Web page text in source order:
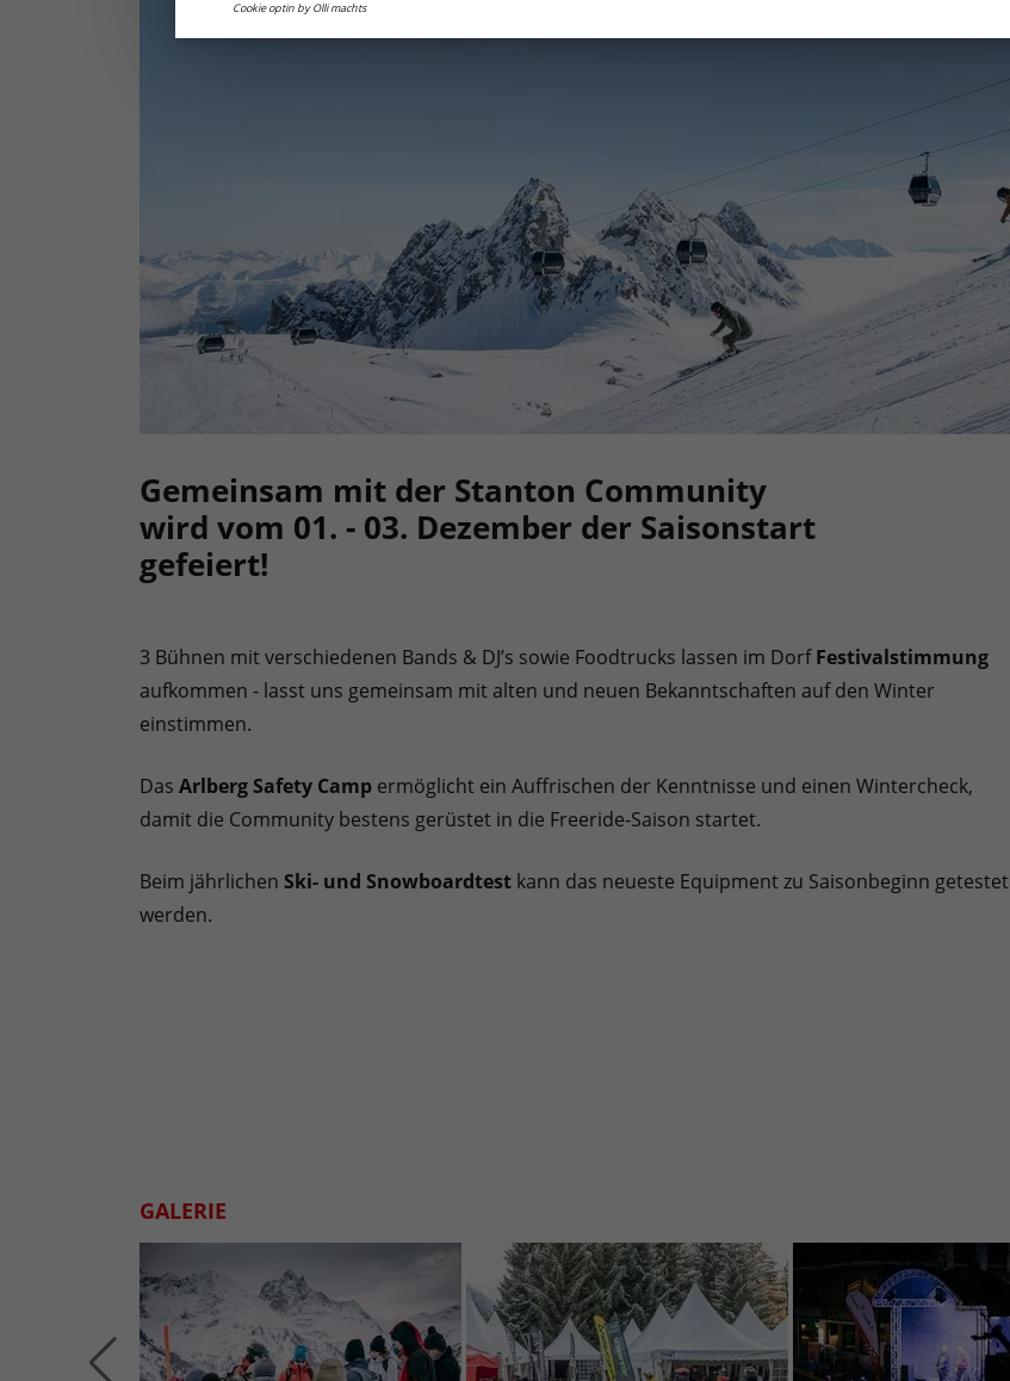
Gemeinsam mit der Stanton Community
wird vom 01. - 03. Dezember der Saisonstart
gefeiert!
3 Bühnen mit verschiedenen Bands & DJ’s sowie Foodtrucks lassen im DorfFestivalstimmung
aufkommen - lasst uns gemeinsam mit alten und neuen Bekanntschaften auf den Winter
einstimmen.
Das Arlberg Safety Camp ermöglicht ein Auffrischen der Kenntnisse und einen Wintercheck,
damit die Community bestens gerüstet in die Freeride-Saison startet.
Beim jährlichen Ski- und Snowboardtest kann das neueste Equipment zu Saisonbeginn getestet
werden.
GALERIE
Cookie optin by Olli machts